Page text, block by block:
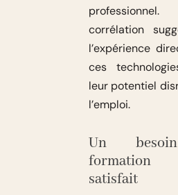
corrélation
l’expérience
ces
leur potentiel
l’emploi.
Un
satisfait